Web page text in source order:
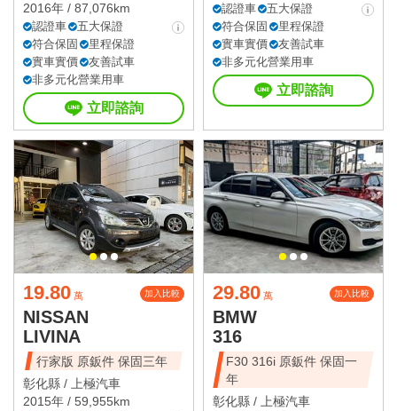
2016年 / 87,076km
認證車
五大保證
符合保固
里程保證
實車實價
友善試車
非多元化營業用車
立即諮詢
認證車
五大保證
符合保固
里程保證
實車實價
友善試車
非多元化營業用車
立即諮詢
19.80 萬 加入比較
NISSAN
LIVINA
行家版 原鈑件 保固三年
彰化縣 /
上極汽車
2015年 / 59,955km
29.80 萬 加入比較
BMW
316
F30 316i 原鈑件 保固一
年
彰化縣 /
上極汽車